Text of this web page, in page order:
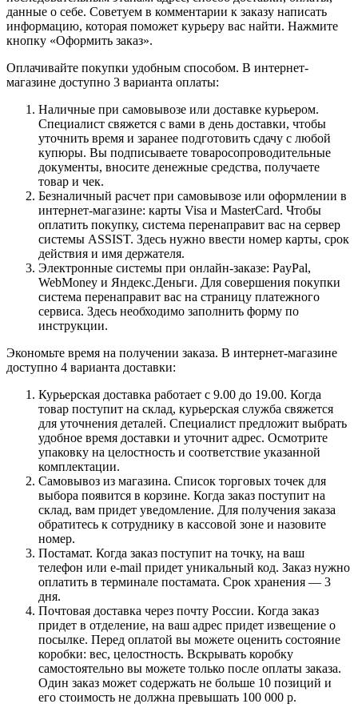
данные о себе. Советуем в комментарии к заказу написать
информацию, которая поможет курьеру вас найти. Нажмите
кнопку «Оформить заказ».
Оплачивайте покупки удобным способом. В интернет-
магазине доступно 3 варианта оплаты:
Наличные при самовывозе или доставке курьером.
Специалист свяжется с вами в день доставки, чтобы
уточнить время и заранее подготовить сдачу с любой
купюры. Вы подписываете товаросопроводительные
документы, вносите денежные средства, получаете
товар и чек.
Безналичный расчет при самовывозе или оформлении в
интернет-магазине: карты Visa и MasterCard. Чтобы
оплатить покупку, система перенаправит вас на сервер
системы ASSIST. Здесь нужно ввести номер карты, срок
действия и имя держателя.
Электронные системы при онлайн-заказе: PayPal,
WebMoney и Яндекс.Деньги. Для совершения покупки
система перенаправит вас на страницу платежного
сервиса. Здесь необходимо заполнить форму по
инструкции.
Экономьте время на получении заказа. В интернет-магазине
доступно 4 варианта доставки:
Курьерская доставка работает с 9.00 до 19.00. Когда
товар поступит на склад, курьерская служба свяжется
для уточнения деталей. Специалист предложит выбрать
удобное время доставки и уточнит адрес. Осмотрите
упаковку на целостность и соответствие указанной
комплектации.
Самовывоз из магазина. Список торговых точек для
выбора появится в корзине. Когда заказ поступит на
склад, вам придет уведомление. Для получения заказа
обратитесь к сотруднику в кассовой зоне и назовите
номер.
Постамат. Когда заказ поступит на точку, на ваш
телефон или e-mail придет уникальный код. Заказ нужно
оплатить в терминале постамата. Срок хранения — 3
дня.
Почтовая доставка через почту России. Когда заказ
придет в отделение, на ваш адрес придет извещение о
посылке. Перед оплатой вы можете оценить состояние
коробки: вес, целостность. Вскрывать коробку
самостоятельно вы можете только после оплаты заказа.
Один заказ может содержать не больше 10 позиций и
его стоимость не должна превышать 100 000 р.